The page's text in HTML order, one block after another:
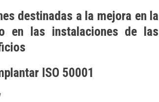
destinadas a la mejora en la
en las instalaciones de las
ISO 50001